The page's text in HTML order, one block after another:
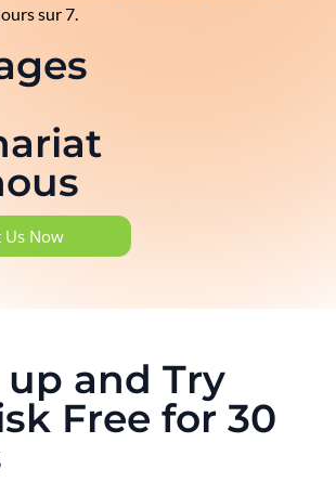
sur 7.
Us Now
up and Try
Free for 30